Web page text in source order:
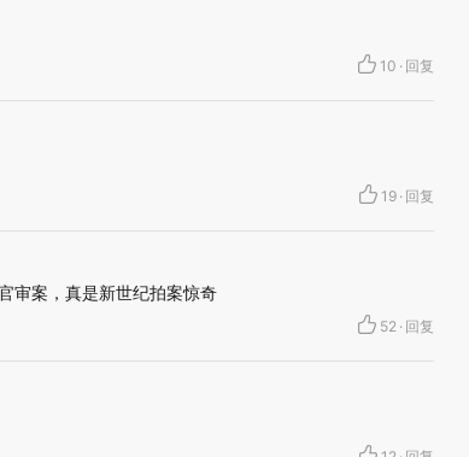
10 · 回复
19 · 回复
审案，真是新世纪拍案惊奇
52 · 回复